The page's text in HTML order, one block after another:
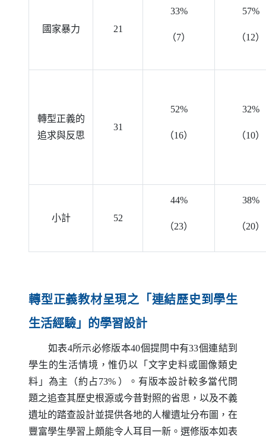
國家暴力 21
33%
（7）
57%
（12）
轉型正義的
追求與反思
31
52%
（16）
32%
（10）
小計 52
44%
（23）
38%
（20）
轉型正義教材呈現之「連結歷史到學生
生活經驗」的學習設計
如表4所示必修版本40個提問中有33個連結到
學生的生活情境，惟仍以「文字史料或圖像類史
料」為主（約占73% ）。有版本設計較多當代問
題之追查其歷史根源或今昔對照的省思，以及不義
遺址的踏查設計並提供各地的人權遺址分布圖，在
豐富學生學習上頗能令人耳目一新。選修版本如表